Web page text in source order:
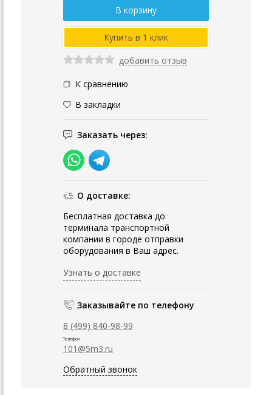
добавить отзыв
К сравнению
В закладки
Заказать через:
О доставке:
Бесплатная доставка до
терминала транспортной
компании в городе отправки
оборудования в Ваш адрес.
Узнать о доставке
Заказывайте по телефону
8 (499) 840-98-99
Телефон
101@5m3.ru
Обратный звонок